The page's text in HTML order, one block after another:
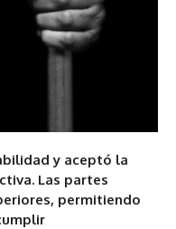
y aceptó la
Las partes
permitiendo